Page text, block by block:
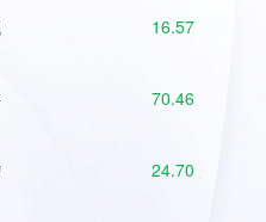
16.57
70.46
24.70